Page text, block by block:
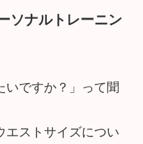
ソナルトレーニン
いですか？」って聞
エストサイズについ